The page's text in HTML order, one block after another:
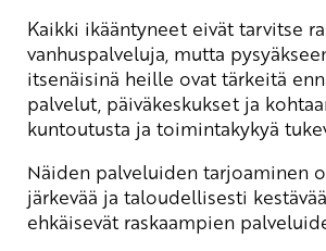
Kaikki ikääntyneet eivät tarvitse
vanhuspalveluja, mutta
itsenäisinä heille ovat tärkeitä
palvelut, päiväkeskukset ja
kuntoutusta ja toimintakykyä
Näiden palveluiden tarjoaminen
järkevää ja taloudellisesti
ehkäisevät raskaampien